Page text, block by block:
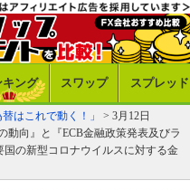
キング スワップ スプレッド
はこれで動く！」
> 3月12日
動向』と『ECB金融政策発表及びラ
の新型コロナウイルスに対する金